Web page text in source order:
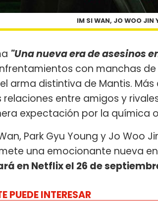
IM SI WAN, JO WOO JIN
"Una nueva era de asesinos
con manchas
arma distintiva de Mantis.
entre amigos y
expectación por la química
Park Gyu Young y Jo Woo
una emocionante nueva
en Netflix el 26 de
PUEDE INTERESAR